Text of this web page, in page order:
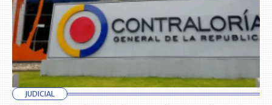
JUDICIAL